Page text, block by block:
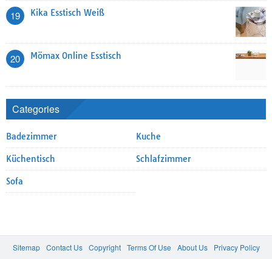
19 Kika Esstisch Weiß
20 Mömax Online Esstisch
Categories
Badezimmer Kuche
Küchentisch Schlafzimmer
Sofa
Sitemap Contact Us Copyright Terms Of Use About Us
Privacy Policy